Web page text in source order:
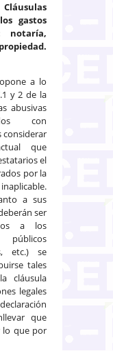
gastos
notaría,
a lo
y 2 de la
abusivas
con
considerar
que
el
por la
a sus
ser
a los
públicos
etc.) se
tales
cláusula
legales
que
lo que por